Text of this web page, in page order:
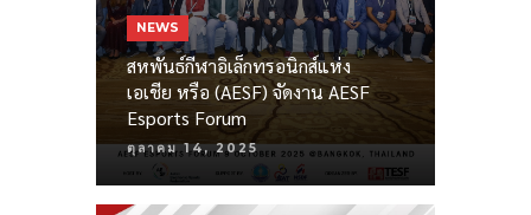
NEWS
สหพันธ์กีฬาอิเล็กทรอนิกส์แห่ง
เอเชีย หรือ (AESF) จัดงาน AESF
Esports Forum
ตุลาคม 14, 2025